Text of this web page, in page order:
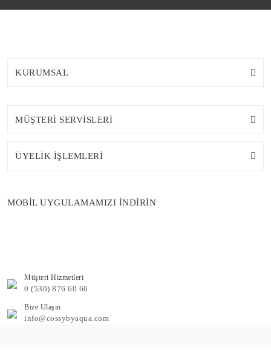
KURUMSAL
MÜŞTERİ SERVİSLERİ
ÜYELİK İŞLEMLERİ
MOBİL UYGULAMAMIZI İNDİRİN
Müşteri Hizmetleri
0 (530) 876 60 66
Bize Ulaşın
info@cossybyaqua.com